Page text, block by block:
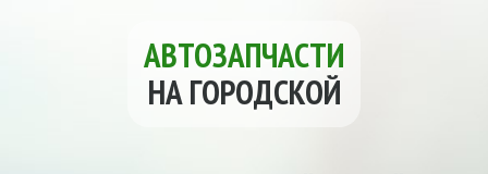
АВТОЗАПЧАСТИ
НА ГОРОДСКОЙ